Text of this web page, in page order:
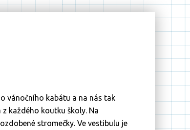
vánočního kabátu a na nás tak
každého koutku školy. Na
stromečky. Ve vestibulu je